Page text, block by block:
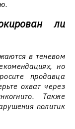
ли
в теневом
но
продавца
охват через
Также
политик